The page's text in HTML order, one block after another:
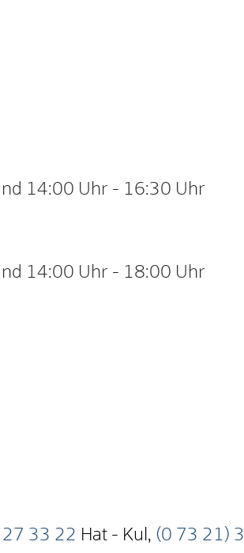
14:00 Uhr - 16:30 Uhr
14:00 Uhr - 18:00 Uhr
27 33 22 Hat - Kul , (0 73 21) 3